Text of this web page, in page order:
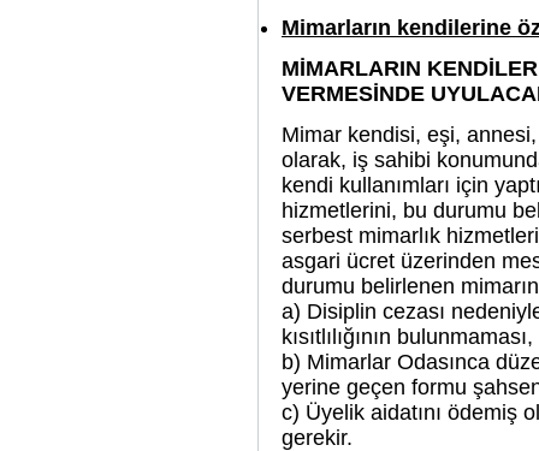
Mimarların kendilerine
MİMARLARIN
VERMESİNDE
Mimar kendisi, eşi,
olarak, iş sahibi
kendi kullanımları için
hizmetlerini, bu durumu
serbest mimarlık
asgari ücret üzerinden
durumu belirlenen
a) Disiplin cezası
kısıtlılığının bulunmaması,
b) Mimarlar Odasınca
yerine geçen formu
c) Üyelik aidatını ödemiş
gerekir.